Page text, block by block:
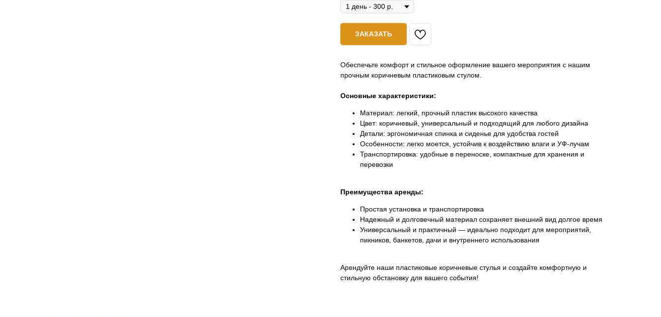
ЗАКАЗАТЬ
Обеспечьте комфорт и стильное оформление вашего мероприятия с нашим
прочным коричневым пластиковым стулом.
Основные характеристики:
Материал: легкий, прочный пластик высокого качества
Цвет: коричневый, универсальный и подходящий для любого дизайна
Детали: эргономичная спинка и сиденье для удобства гостей
Особенности: легко моется, устойчив к воздействию влаги и УФ-лучам
Транспортировка: удобные в переноске, компактные для хранения и
перевозки
Преимущества аренды:
Простая установка и транспортировка
Надежный и долговечный материал сохраняет внешний вид долгое время
Универсальный и практичный — идеально подходит для мероприятий,
пикников, банкетов, дачи и внутреннего использования
Арендуйте наши пластиковые коричневые стулья и создайте комфортную и
стильную обстановку для вашего события!